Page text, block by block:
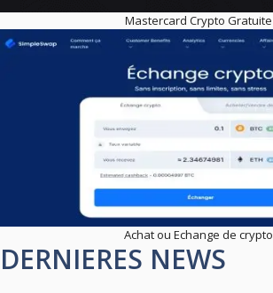
Mastercard Crypto Gratuite
Achat ou Echange de crypto
DERNIERES NEWS